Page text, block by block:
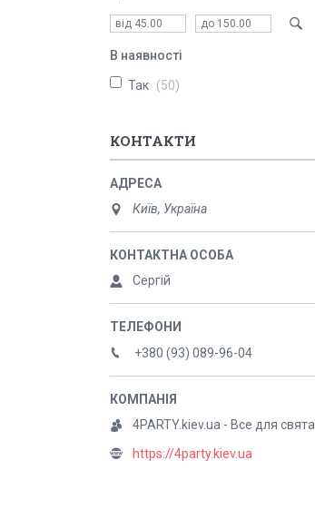
В наявності
Так 50
КОНТАКТИ
Київ, Україна
Сергій
+380 (93) 089-96-04
4PARTY.kiev.ua - Все для свята
https://4party.kiev.ua